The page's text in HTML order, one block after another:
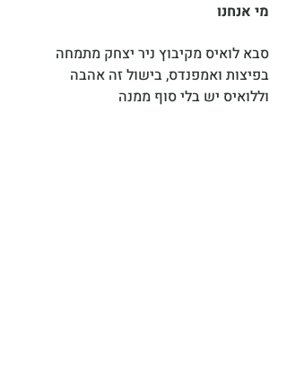
מי אנחנו
סבא לואיס מקיבוץ ניר יצחק מתמחה
בפיצות ואמפנדס, בישול זה אהבה
וללואיס יש בלי סוף ממנה